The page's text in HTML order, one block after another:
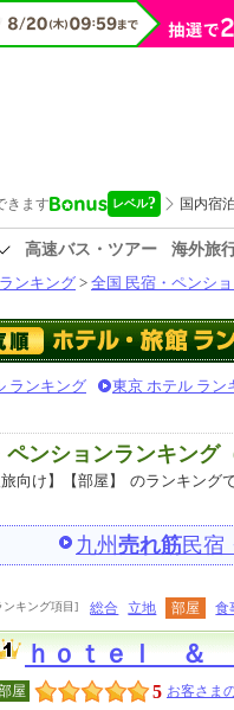
高速バス・ツアー
海外旅
ンキング> 全国 民宿・ペンシ
ランキング 東京 ホテル ラン
ンションランキング
向け】【部屋】 のランキング
九州 売れ筋民宿
ンキング項目] 総合 立地 部屋 食
ｈｏｔｅｌ ＆
屋 5 お客さま